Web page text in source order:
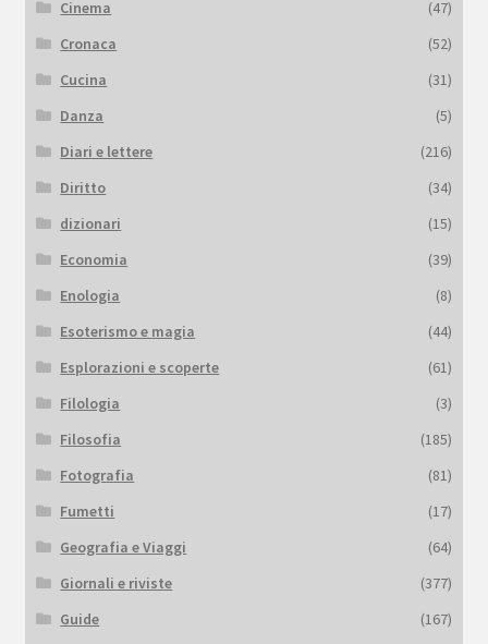
Cinema
(47)
Cronaca
(52)
Cucina
(31)
Danza
(5)
Diari e lettere
(216)
Diritto
(34)
dizionari
(15)
Economia
(39)
Enologia
(8)
Esoterismo e magia
(44)
Esplorazioni e scoperte
(61)
Filologia
(3)
Filosofia
(185)
Fotografia
(81)
Fumetti
(17)
Geografia e Viaggi
(64)
Giornali e riviste
(377)
Guide
(167)